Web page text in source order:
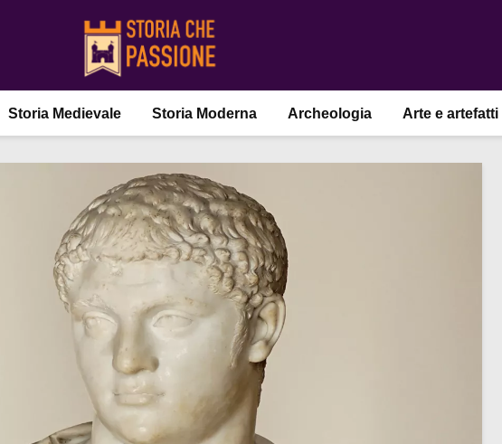
Storia Medievale Storia Moderna Archeologia Arte e artefatti